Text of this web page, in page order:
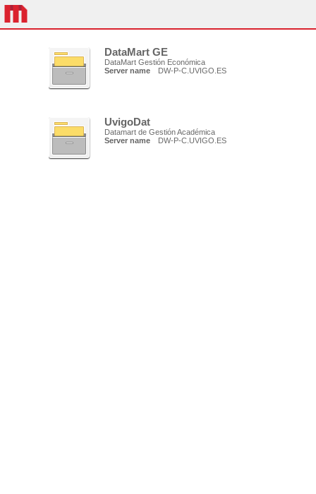
DataMart GE
DataMart Gestión Económica
Server name
DW-P-C.UVIGO.ES
UvigoDat
Datamart de Gestión Académica
Server name
DW-P-C.UVIGO.ES